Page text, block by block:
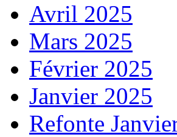
Avril 2025
Mars 2025
Février 2025
Janvier 2025
Refonte